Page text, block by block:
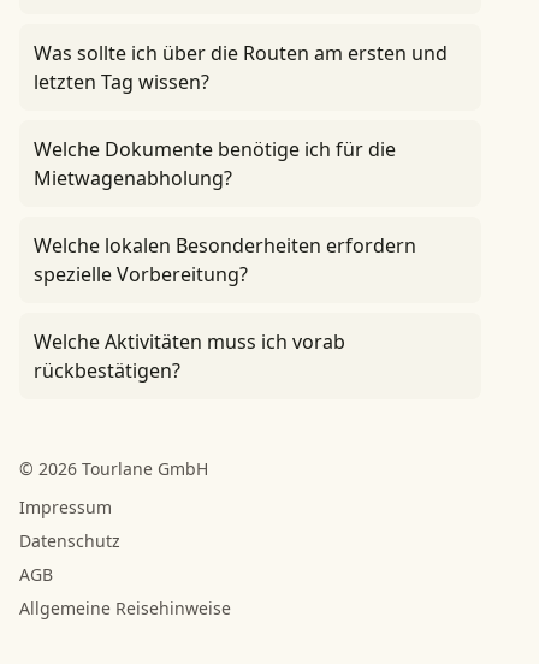
Was sollte ich über die Routen am ersten und
letzten Tag wissen?
Welche Dokumente benötige ich für die
Mietwagenabholung?
Welche lokalen Besonderheiten erfordern
spezielle Vorbereitung?
Welche Aktivitäten muss ich vorab
rückbestätigen?
© 2026 Tourlane GmbH
Impressum
Datenschutz
AGB
Allgemeine Reisehinweise